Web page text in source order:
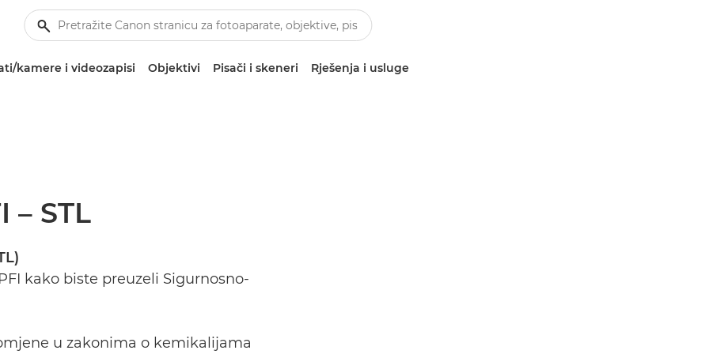
kamere i videozapisi Objektivi Pisači i skeneri Rješenja i usluge
– STL
kako biste preuzeli Sigurnosno-
u zakonima o kemikalijama